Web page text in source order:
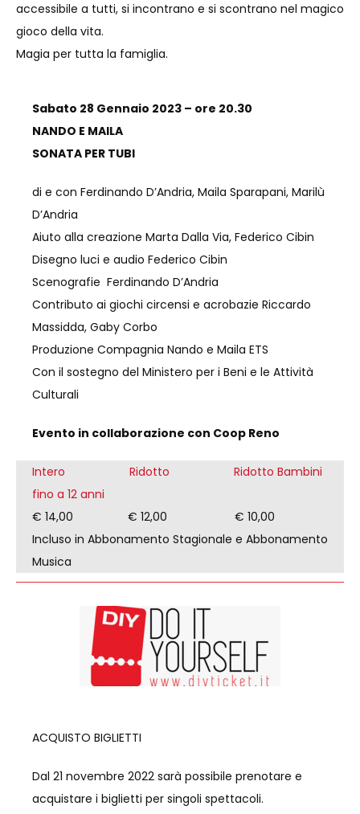
accessibile a tutti, si incontrano e si scontrano nel magico
gioco della vita.
Magia per tutta la famiglia.
Sabato 28 Gennaio 2023 – ore 20.30
NANDO E MAILA
SONATA PER TUBI
di e con Ferdinando D’Andria, Maila Sparapani, Marilù
D’Andria
Aiuto alla creazione Marta Dalla Via, Federico Cibin
Disegno luci e audio Federico Cibin
Scenografie Ferdinando D’Andria
Contributo ai giochi circensi e acrobazie Riccardo
Massidda, Gaby Corbo
Produzione Compagnia Nando e Maila ETS
Con il sostegno del Ministero per i Beni e le Attività
Culturali
Evento in collaborazione con Coop Reno
Intero Ridotto Ridotto Bambini
fino a 12 anni
€ 14,00 € 12,00 € 10,00
Incluso in Abbonamento Stagionale e Abbonamento
Musica
ACQUISTO BIGLIETTI
Dal 21 novembre 2022 sarà possibile prenotare e
acquistare i biglietti per singoli spettacoli.